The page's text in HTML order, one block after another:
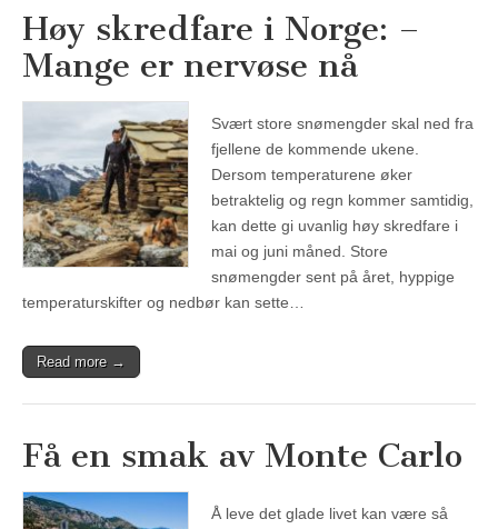
Høy skredfare i Norge: –
Mange er nervøse nå
Svært store snømengder skal ned fra
fjellene de kommende ukene.
Dersom temperaturene øker
betraktelig og regn kommer samtidig,
kan dette gi uvanlig høy skredfare i
mai og juni måned. Store
snømengder sent på året, hyppige
temperaturskifter og nedbør kan sette…
Read more →
Få en smak av Monte Carlo
Å leve det glade livet kan være så